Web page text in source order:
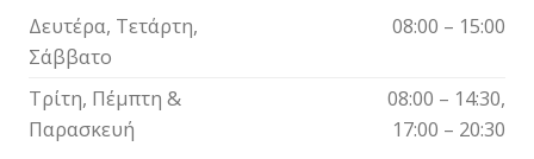
Δευτέρα, Τετάρτη,
Σάββατο
08:00 – 15:00
Τρίτη, Πέμπτη &
Παρασκευή
08:00 – 14:30,
17:00 – 20:30